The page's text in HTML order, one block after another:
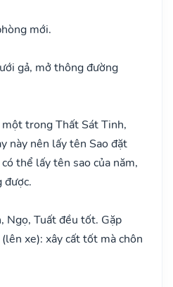
mới.
gả, mở thông đường
một trong Thất Sát Tinh,
này nên lấy tên Sao đặt
thể lấy tên sao của năm,
được.
Ngọ, Tuất đều tốt. Gặp
xe): xây cất tốt mà chôn